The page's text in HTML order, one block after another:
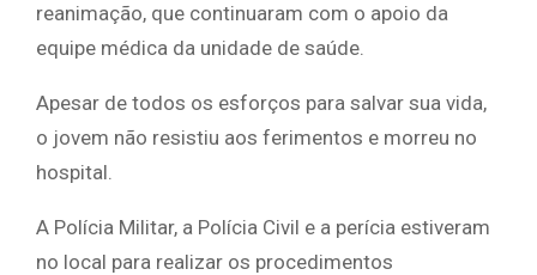
reanimação, que continuaram com o apoio da
equipe médica da unidade de saúde.
Apesar de todos os esforços para salvar sua vida,
o jovem não resistiu aos ferimentos e morreu no
hospital.
A Polícia Militar, a Polícia Civil e a perícia estiveram
no local para realizar os procedimentos